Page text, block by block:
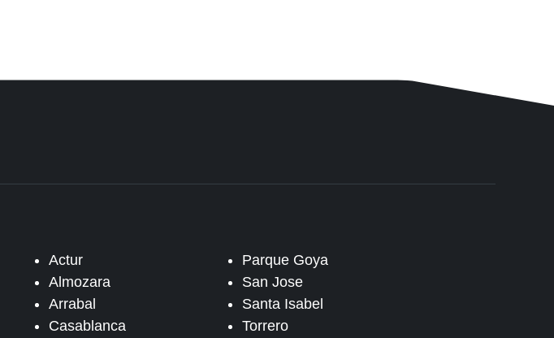
Actur
Almozara
Arrabal
Casablanca
Parque Goya
San Jose
Santa Isabel
Torrero